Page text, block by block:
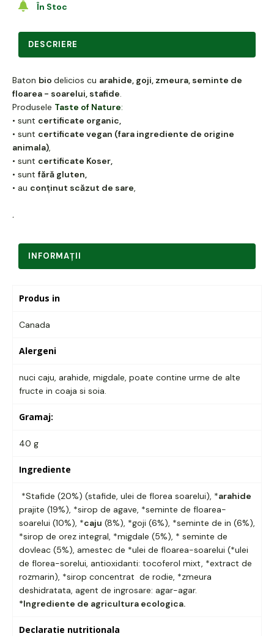
În Stoc
DESCRIERE
Baton bio delicios cu arahide, goji, zmeura, seminte de
floarea - soarelui, stafide.
Produsele Taste of Nature:
• sunt certificate organic,
• sunt certificate vegan (fara ingrediente de origine
animala),
• sunt certificate Koser,
• sunt fără gluten,
• au conținut scăzut de sare,
.
INFORMAŢII
Produs in
Canada
Alergeni
nuci caju, arahide, migdale, poate contine urme de alte
fructe in coaja si soia.
Gramaj:
40 g
Ingrediente
*Stafide (20%) (stafide, ulei de florea soarelui), *arahide
prajite (19%), *sirop de agave, *seminte de floarea-
soarelui (10%), *caju (8%), *goji (6%), *seminte de in (6%),
*sirop de orez integral, *migdale (5%), * seminte de
dovleac (5%), amestec de *ulei de floarea-soarelui (*ulei
de florea-sorelui, antioxidanti: tocoferol mixt, *extract de
rozmarin), *sirop concentrat de rodie, *zmeura
deshidratata, agent de ingrosare: agar-agar.
*Ingrediente de agricultura ecologica.
Declaratie nutritionala